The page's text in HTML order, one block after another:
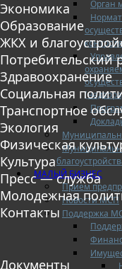
Орган
МАЛЫЙ БИЗНЕС
Прием
Новости МСП
Поддержка
Экономика
Образование
ЖКХ и
Потребительский
Здравоохранение
Социальная
Транспортное
Экология
Физическая
Культура
Пресс — служба
Молодежная
Контакты
Документы